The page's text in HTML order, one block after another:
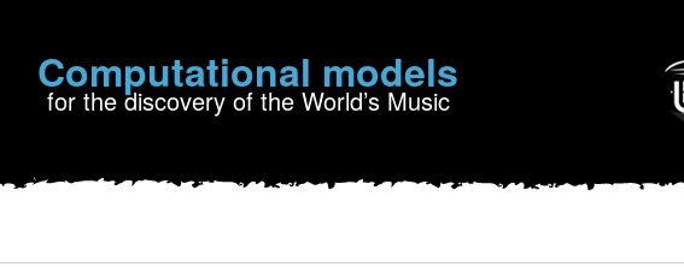
Computational models
for the discovery of the World’s Music